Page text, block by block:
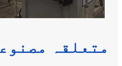
متعلقہ